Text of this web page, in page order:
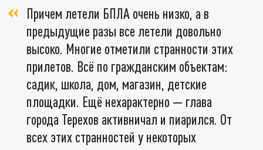
Причем летели БПЛА очень низко, а в
предыдущие разы все летели довольно
высоко. Многие отметили странности этих
прилетов. Всё по гражданским объектам:
садик, школа, дом, магазин, детские
площадки. Ещё нехарактерно — глава
города Терехов активничал и пиарился. От
всех этих странностей у некоторых